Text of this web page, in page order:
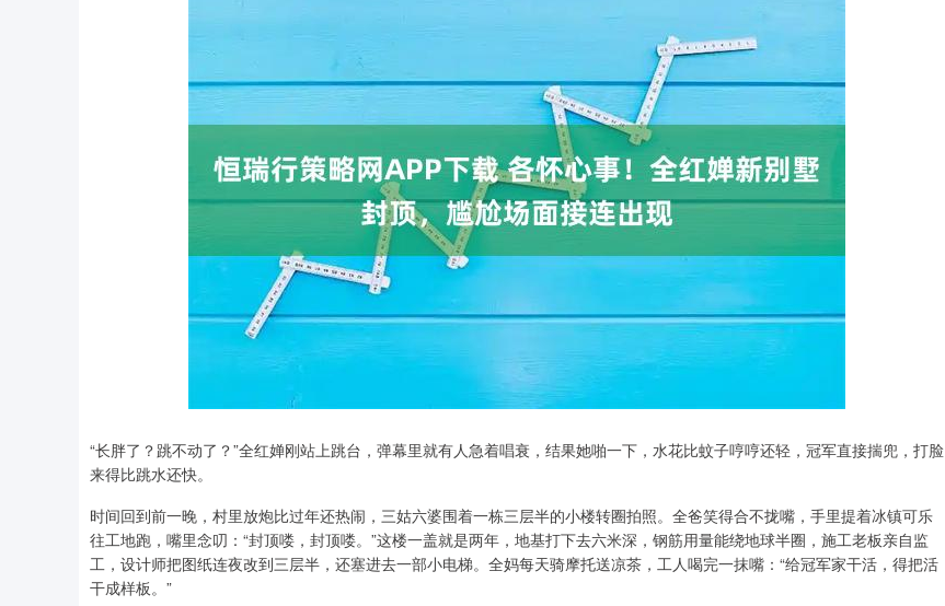
“长胖了？跳不动了？”全红婵刚站上跳台，弹幕里就有人急着唱衰，结果她啪一下，水花比蚊子哼哼还轻，冠军直接揣兜，打脸
来得比跳水还快。
时间回到前一晚，村里放炮比过年还热闹，三姑六婆围着一栋三层半的小楼转圈拍照。全爸笑得合不拢嘴，手里提着冰镇可乐
往工地跑，嘴里念叨：“封顶喽，封顶喽。”这楼一盖就是两年，地基打下去六米深，钢筋用量能绕地球半圈，施工老板亲自监
工，设计师把图纸连夜改到三层半，还塞进去一部小电梯。全妈每天骑摩托送凉茶，工人喝完一抹嘴：“给冠军家干活，得把活
干成样板。”